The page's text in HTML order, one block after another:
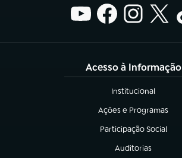
Acesso à Informação
Institucional
(abre em nova aba)
Ações e Programas
(abre em nova aba)
Participação Social
(abre em nova aba)
Auditorias
(abre em nova aba)